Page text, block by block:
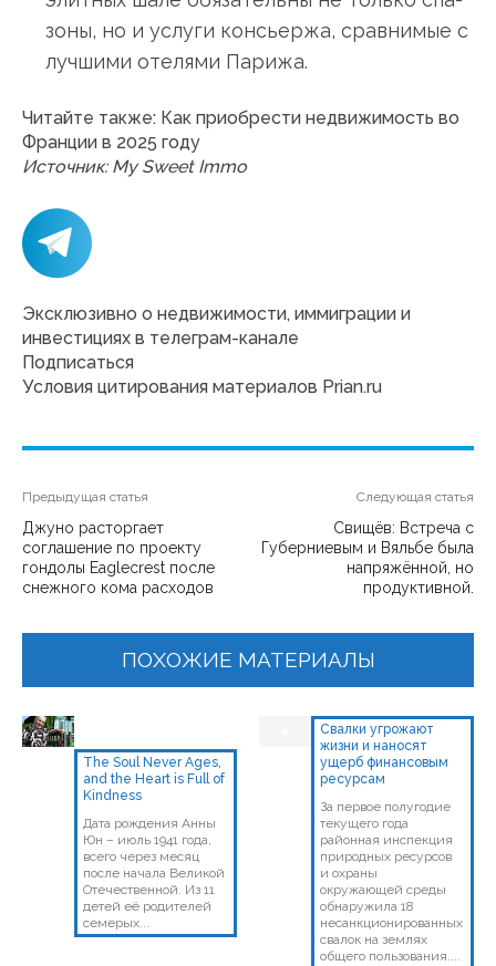
зоны, но и услуги консьержа, сравнимые с
лучшими отелями Парижа.
Читайте также: Как приобрести недвижимость во
Франции в 2025 году
Источник: My Sweet Immo
Эксклюзивно о недвижимости, иммиграции и
инвестициях в телеграм-канале
Подписаться
Условия цитирования материалов Prian.ru
Предыдущая статья
Джуно расторгает
соглашение по проекту
гондолы Eaglecrest после
снежного кома расходов
Следующая статья
Свищёв: Встреча с
Губерниевым и Вяльбе была
напряжённой, но
продуктивной.
ПОХОЖИЕ МАТЕРИАЛЫ
The Soul Never Ages,
and the Heart is Full of
Kindness
Дата рождения Анны
Юн – июль 1941 года,
всего через месяц
после начала Великой
Отечественной. Из 11
детей её родителей
семерых...
Свалки угрожают
жизни и наносят
ущерб финансовым
ресурсам
За первое полугодие
текущего года
районная инспекция
природных ресурсов
и охраны
окружающей среды
обнаружила 18
несанкционированных
свалок на землях
общего пользования....